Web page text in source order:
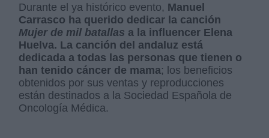
Durante el ya histórico evento, Manuel
Carrasco ha querido dedicar la canción
Mujer de mil batallas a la influencer Elena
Huelva. La canción del andaluz está
dedicada a todas las personas que tienen o
han tenido cáncer de mama; los beneficios
obtenidos por sus ventas y reproducciones
están destinados a la Sociedad Española de
Oncología Médica.